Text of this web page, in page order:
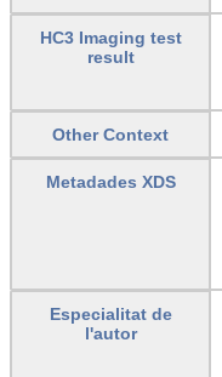
HC3 Imaging test
result
Other Context
Metadades XDS
Especialitat de
l'autor